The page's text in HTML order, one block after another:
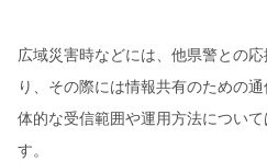
広域災害時などには、他県警との
り、その際には情報共有のための
体的な受信範囲や運用方法につい
す。